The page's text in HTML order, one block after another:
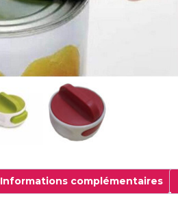
Informations complémentaires